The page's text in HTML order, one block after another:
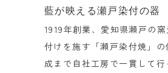
藍が映える瀬戸染付の器
1919年創業、愛知県瀬戸の
付けを施す「瀬戸染付焼」
成まで自社工房で一貫して